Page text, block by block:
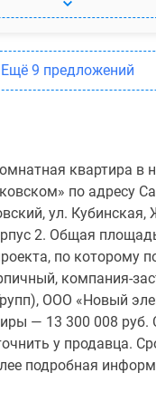
Ещё 9 предложений
квартира в
по адресу
ул. Кубинская,
2. Общая
по которому
компания-
ООО «Новый
— 13 300 008 руб.
у продавца.
подробная